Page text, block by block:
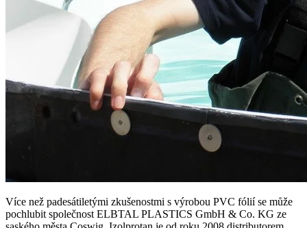
Více než padesátiletými zkušenostmi s výrobou PVC fólií se může
pochlubit společnost ELBTAL PLASTICS GmbH & Co. KG ze